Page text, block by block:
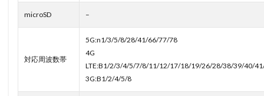
microSD –
対応周波数帯
5G:n1/3/5/8/28/41/66/77/78
4G
LTE:B1/2/3/4/5/7/8/11/12/17/18/19/26/28/38/39/40/
3G:B1/2/4/5/8